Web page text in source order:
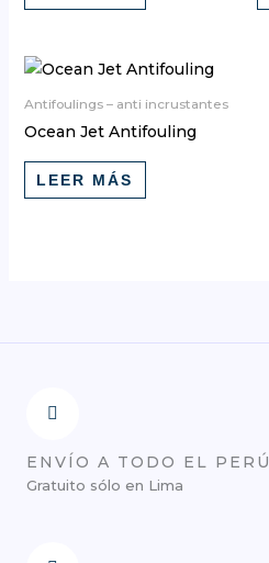
Antifoulings – anti incrustantes
Ocean Jet Antifouling
LEER MÁS
ENVÍO A TODO EL PERÚ
Gratuito sólo en Lima